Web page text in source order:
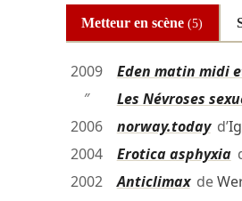
Metteur en scène(5)
2009 Eden matin midi
″
Les Névroses
2006
norway.todayd’
2004
Erotica asphyxia
2002
Anticlimaxde